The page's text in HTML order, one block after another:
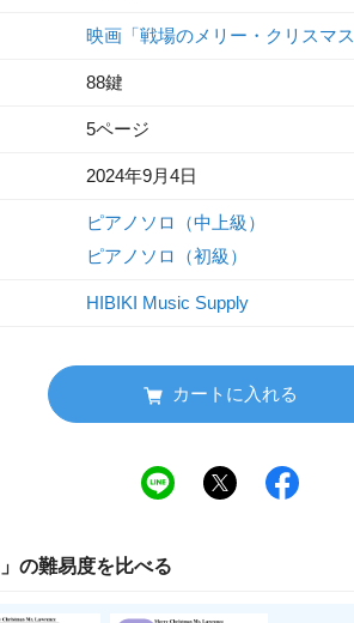
映画「戦場のメリー・クリスマ
88鍵
5ページ
2024年9月4日
ピアノソロ（中上級）
ピアノソロ（初級）
HIBIKI Music Supply
カートに入れる
」の難易度を比べる